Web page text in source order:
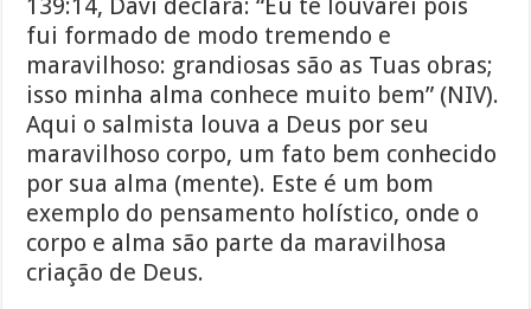
139:14, Davi declara: “Eu te louvarei pois
fui formado de modo tremendo e
maravilhoso: grandiosas são as Tuas obras;
isso minha alma conhece muito bem” (NIV).
Aqui o salmista louva a Deus por seu
maravilhoso corpo, um fato bem conhecido
por sua alma (mente). Este é um bom
exemplo do pensamento holístico, onde o
corpo e alma são parte da maravilhosa
criação de Deus.